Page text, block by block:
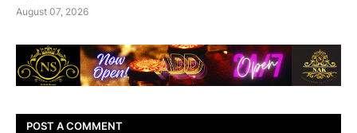
August 07, 2026
POST A COMMENT